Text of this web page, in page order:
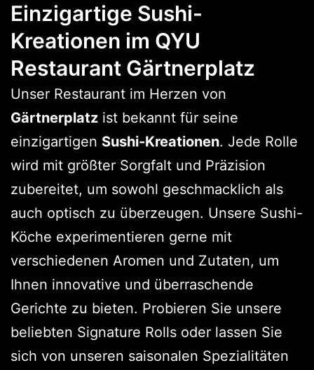
Einzigartige Sushi-
Kreationen im QYU
Restaurant Gärtnerplatz
Unser Restaurant im Herzen von
Gärtnerplatz ist bekannt für seine
einzigartigen Sushi-Kreationen. Jede Rolle
wird mit größter Sorgfalt und Präzision
zubereitet, um sowohl geschmacklich als
auch optisch zu überzeugen. Unsere Sushi-
Köche experimentieren gerne mit
verschiedenen Aromen und Zutaten, um
Ihnen innovative und überraschende
Gerichte zu bieten. Probieren Sie unsere
beliebten Signature Rolls oder lassen Sie
sich von unseren saisonalen Spezialitäten